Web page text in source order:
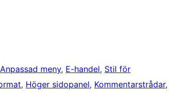
Anpassad meny, E-handel, Stil för
, Höger sidopanel, Kommentarstrådar